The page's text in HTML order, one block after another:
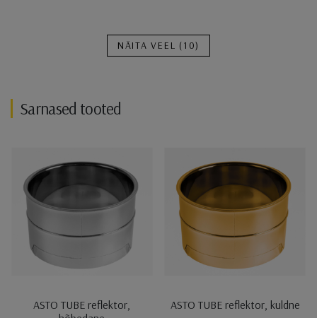
NÄITA VEEL (10)
Sarnased tooted
ASTO TUBE reflektor,
ASTO TUBE reflektor, kuldne